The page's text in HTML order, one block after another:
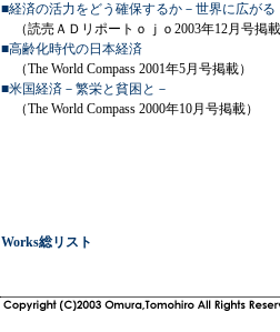
■経済の活力をどう確保するか－世界に広が
（読売ＡＤリポートｏｊｏ2003年12月号掲
■高齢化時代の日本経済
（The World Compass 2001年5月号掲載）
■米国経済－繁栄と貧困と－
（The World Compass 2000年10月号掲載）
Works総リスト